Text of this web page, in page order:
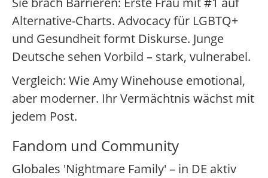
Alternative-Charts. Advocacy für LGBTQ+
und Gesundheit formt Diskurse. Junge
Deutsche sehen Vorbild – stark, vulnerabel.
Vergleich: Wie Amy Winehouse emotional,
aber moderner. Ihr Vermächtnis wächst mit
jedem Post.
Fandom und Community
Globales 'Nightmare Family' – in DE aktiv